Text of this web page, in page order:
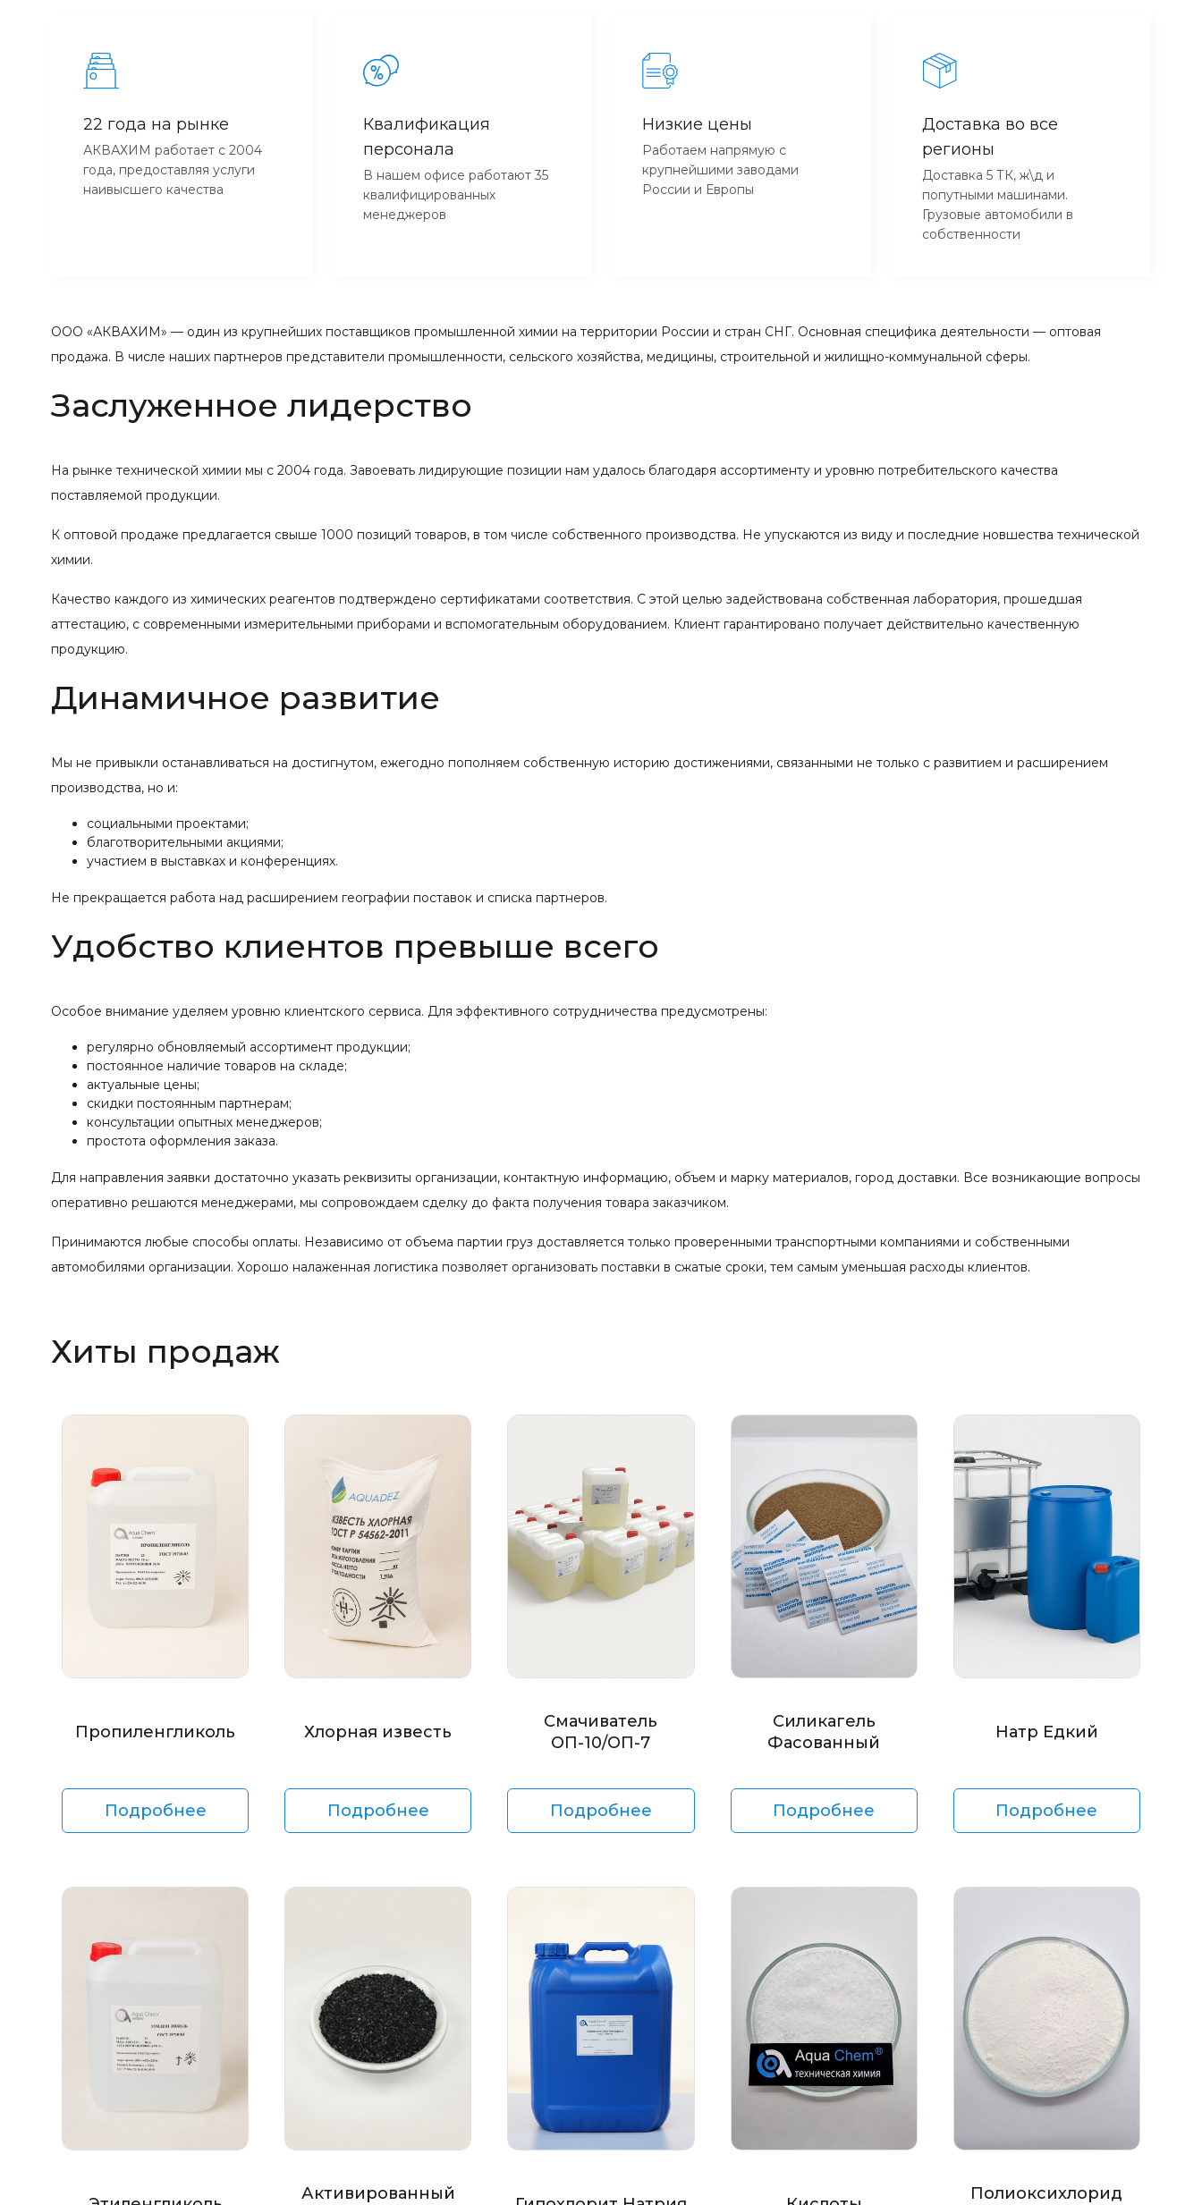
22 года на рынке
АКВАХИМ работает с 2004
года, предоставляя услуги
наивысшего качества
Квалификация
персонала
В нашем офисе работают 35
квалифицированных
менеджеров
Низкие цены
Работаем напрямую с
крупнейшими заводами
России и Европы
Доставка во все
регионы
Доставка 5 ТК, ж\д и
попутными машинами.
Грузовые автомобили в
собственности
ООО «АКВАХИМ» — один из крупнейших поставщиков промышленной химии на территории России и стран СНГ. Основная специфика деятельности — оптовая
продажа. В числе наших партнеров представители промышленности, сельского хозяйства, медицины, строительной и жилищно-коммунальной сферы.
Заслуженное лидерство
На рынке технической химии мы с 2004 года. Завоевать лидирующие позиции нам удалось благодаря ассортименту и уровню потребительского качества
поставляемой продукции.
К оптовой продаже предлагается свыше 1000 позиций товаров, в том числе собственного производства. Не упускаются из виду и последние новшества технической
химии.
Качество каждого из химических реагентов подтверждено сертификатами соответствия. С этой целью задействована собственная лаборатория, прошедшая
аттестацию, с современными измерительными приборами и вспомогательным оборудованием. Клиент гарантировано получает действительно качественную
продукцию.
Динамичное развитие
Мы не привыкли останавливаться на достигнутом, ежегодно пополняем собственную историю достижениями, связанными не только с развитием и расширением
производства, но и:
социальными проектами;
благотворительными акциями;
участием в выставках и конференциях.
Не прекращается работа над расширением географии поставок и списка партнеров.
Удобство клиентов превыше всего
Особое внимание уделяем уровню клиентского сервиса. Для эффективного сотрудничества предусмотрены:
регулярно обновляемый ассортимент продукции;
постоянное наличие товаров на складе;
актуальные цены;
скидки постоянным партнерам;
консультации опытных менеджеров;
простота оформления заказа.
Для направления заявки достаточно указать реквизиты организации, контактную информацию, объем и марку материалов, город доставки. Все возникающие вопросы
оперативно решаются менеджерами, мы сопровождаем сделку до факта получения товара заказчиком.
Принимаются любые способы оплаты. Независимо от объема партии груз доставляется только проверенными транспортными компаниями и собственными
автомобилями организации. Хорошо налаженная логистика позволяет организовать поставки в сжатые сроки, тем самым уменьшая расходы клиентов.
Хиты продаж
Пропиленгликоль
Подробнее
Хлорная известь
Подробнее
Смачиватель
ОП-10/ОП-7
Подробнее
Силикагель
Фасованный
Подробнее
Натр Едкий
Подробнее
Активированный
Полиоксихлорид